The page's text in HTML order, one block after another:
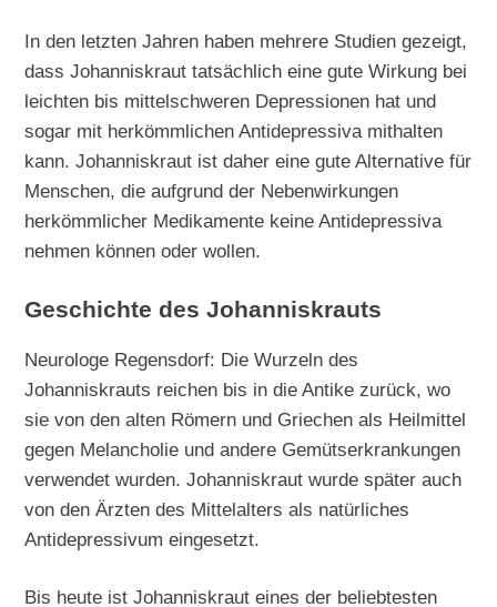
In den letzten Jahren haben mehrere Studien gezeigt,
dass Johanniskraut tatsächlich eine gute Wirkung bei
leichten bis mittelschweren Depressionen hat und
sogar mit herkömmlichen Antidepressiva mithalten
kann. Johanniskraut ist daher eine gute Alternative für
Menschen, die aufgrund der Nebenwirkungen
herkömmlicher Medikamente keine Antidepressiva
nehmen können oder wollen.
Geschichte des Johanniskrauts
Neurologe Regensdorf: Die Wurzeln des
Johanniskrauts reichen bis in die Antike zurück, wo
sie von den alten Römern und Griechen als Heilmittel
gegen Melancholie und andere Gemütserkrankungen
verwendet wurden. Johanniskraut wurde später auch
von den Ärzten des Mittelalters als natürliches
Antidepressivum eingesetzt.
Bis heute ist Johanniskraut eines der beliebtesten